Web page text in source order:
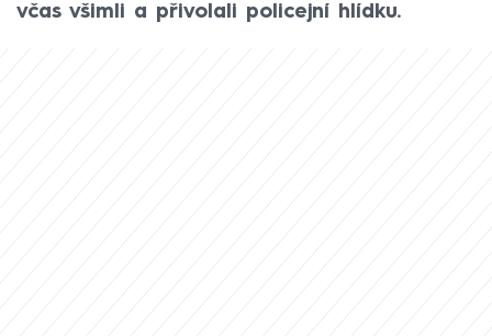
včas všimli a přivolali policejní hlídku.